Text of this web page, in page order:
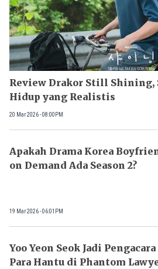
Review Drakor Still Shining,
Hidup yang Realistis
20 Mar 2026 - 08:00PM
Apakah Drama Korea
on Demand Ada Season 2?
19 Mar 2026 - 06:01PM
Yoo Yeon Seok Jadi Pengacara
Para Hantu di Phantom